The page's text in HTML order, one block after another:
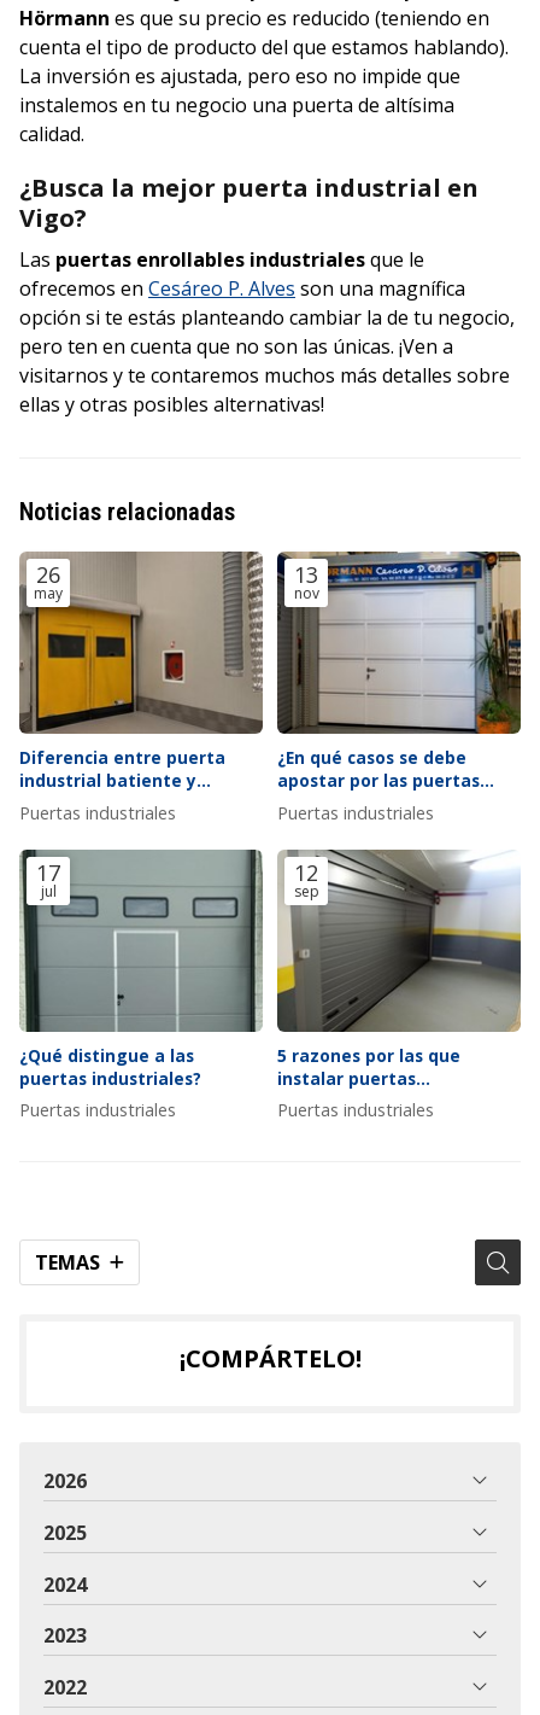
TEMAS
Hörmann es que su precio es reducido (teniendo en
cuenta el tipo de producto del que estamos hablando).
La inversión es ajustada, pero eso no impide que
instalemos en tu negocio una puerta de altísima
calidad.
¿Busca la mejor puerta industrial en
Vigo?
Las puertas enrollables industrialesque le
ofrecemos en Cesáreo P. Alves son una magnífica
opción si te estás planteando cambiar la de tu negocio,
pero ten en cuenta que no son las únicas. ¡Ven a
visitarnos y te contaremos muchos más detalles sobre
ellas y otras posibles alternativas!
Noticias relacionadas
26
may
Diferencia entre puerta
industrial batiente y
abatible: ¿cuál es mejor
para su uso?
Puertas industriales
13
nov
¿En qué casos se debe
apostar por las puertas
industriales de apertura
rápida?
Puertas industriales
17
jul
¿Qué distingue a las
puertas industriales?
Puertas industriales
12
sep
5 razones por las que
instalar puertas
industriales Hörmann
Puertas industriales
¡COMPÁRTELO!
2026
2025
2024
2023
2022